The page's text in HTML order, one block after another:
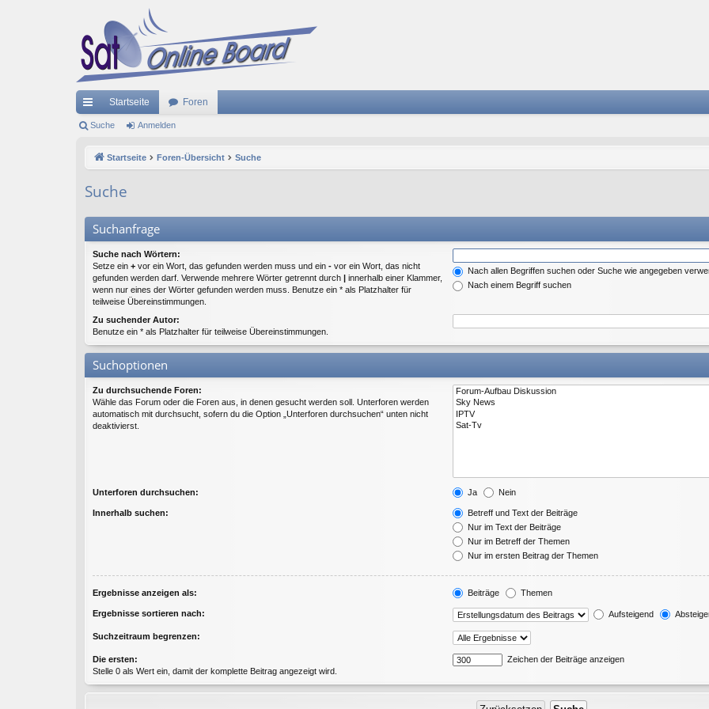
ch
ug
riff
Startseite Foren
Suche Anmelden
Startseite Foren-Übersicht Suche
Suche
Suchanfrage
Suche nach Wörtern:
Setze ein + vor ein Wort, das gefunden werden muss und ein - vor ein Wort, das nicht
gefunden werden darf. Verwende mehrere Wörter getrennt durch | innerhalb einer Klammer,
wenn nur eines der Wörter gefunden werden muss. Benutze ein * als Platzhalter für
teilweise Übereinstimmungen.
Nach allen Begriffen suchen oder Suche wie angegeben
Nach einem Begriff suchen
Zu suchender Autor:
Benutze ein * als Platzhalter für teilweise Übereinstimmungen.
Suchoptionen
Zu durchsuchende Foren:
Wähle das Forum oder die Foren aus, in denen gesucht werden soll. Unterforen werden
automatisch mit durchsucht, sofern du die Option „Unterforen durchsuchen“ unten nicht
deaktivierst.
Unterforen durchsuchen: Ja Nein
Innerhalb suchen:
Betreff und Text der Beiträge
Nur im Text der Beiträge
Nur im Betreff der Themen
Nur im ersten Beitrag der Themen
Ergebnisse anzeigen als: Beiträge Themen
Ergebnisse sortieren nach: Aufsteigend
Suchzeitraum begrenzen:
Die ersten:
Stelle 0 als Wert ein, damit der komplette Beitrag angezeigt wird.
Zeichen der Beiträge anzeigen